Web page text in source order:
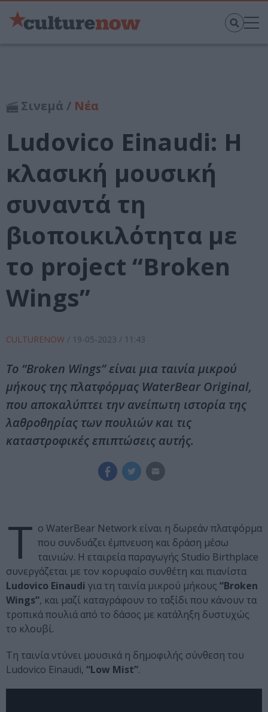
Σινεμά / Νέα
Ludovico Einaudi: Η
κλασική μουσική
συναντά τη
βιοποικιλότητα με
το project “Broken
Wings”
CULTURENOW / 19-05-2023 / 11:43
To “Broken Wings” είναι μια ταινία μικρού
μήκους της πλατφόρμας WaterBear Original,
που αποκαλύπτει την ανείπωτη ιστορία της
λαθροθηρίας των πουλιών και τις
καταστροφικές επιπτώσεις αυτής.
Τ ο WaterBear Network είναι η δωρεάν πλατφόρμα
που συνδυάζει έμπνευση και δράση μέσω
ταινιών. Η εταιρεία παραγωγής Studio Birthplace
συνεργάζεται με τον κορυφαίο συνθέτη και πιανίστα
Ludovico Einaudi για τη ταινία μικρού μήκους “Broken
Wings”, και μαζί καταγράφουν το ταξίδι που κάνουν τα
τροπικά πουλιά από το δάσος με κατάληξη δυστυχώς
το κλουβί.
Τη ταινία ντύνει μουσικά η δημοφιλής σύνθεση του
Ludovico Einaudi, “Low Mist”.